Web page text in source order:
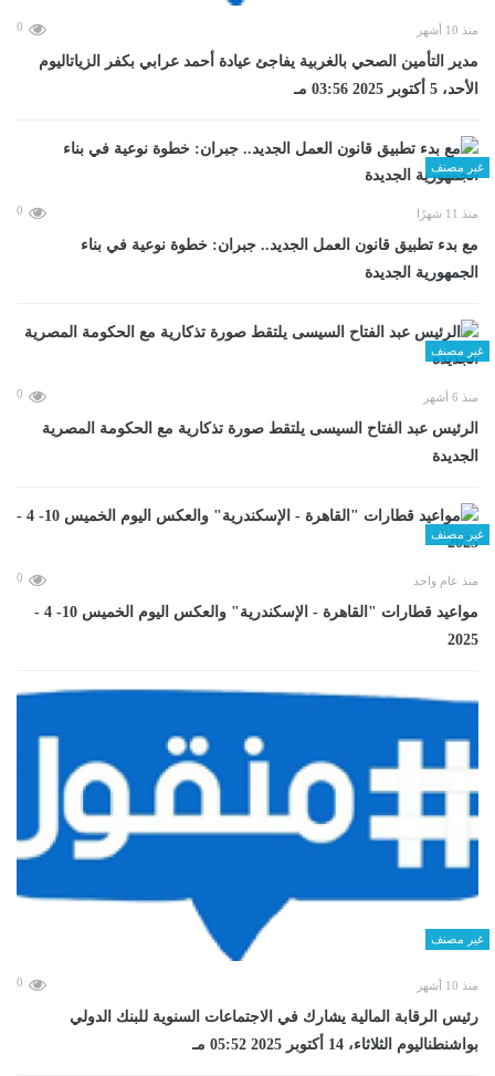
منذ 10 أشهر 0
مدير التأمين الصحي بالغربية يفاجئ عيادة أحمد عرابي بكفر الزياتاليوم
الأحد، 5 أكتوبر 2025 03:56 مـ
غير مصنف
منذ 11 شهرًا 0
مع بدء تطبيق قانون العمل الجديد.. جبران: خطوة نوعية في بناء
الجمهورية الجديدة
غير مصنف
منذ 6 أشهر 0
الرئيس عبد الفتاح السيسى يلتقط صورة تذكارية مع الحكومة المصرية
الجديدة
غير مصنف
منذ عام واحد 0
مواعيد قطارات "القاهرة - الإسكندرية" والعكس اليوم الخميس 10- 4 -
2025
غير مصنف
منذ 10 أشهر 0
رئيس الرقابة المالية يشارك في الاجتماعات السنوية للبنك الدولي
بواشنطناليوم الثلاثاء، 14 أكتوبر 2025 05:52 مـ